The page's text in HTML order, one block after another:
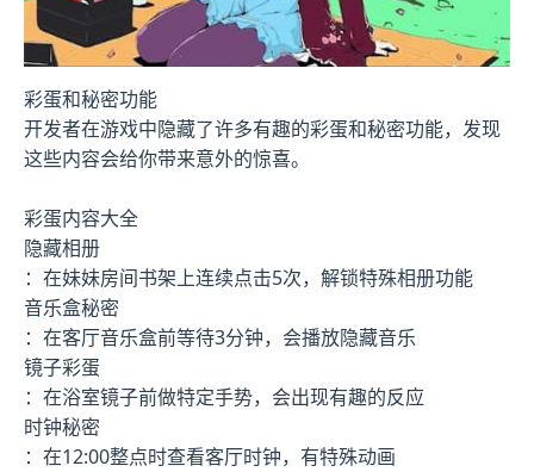
彩蛋和秘密功能
开发者在游戏中隐藏了许多有趣的彩蛋和秘密功能，发现
这些内容会给你带来意外的惊喜。
彩蛋内容大全
隐藏相册
：在妹妹房间书架上连续点击5次，解锁特殊相册功能
音乐盒秘密
：在客厅音乐盒前等待3分钟，会播放隐藏音乐
镜子彩蛋
：在浴室镜子前做特定手势，会出现有趣的反应
时钟秘密
：在12:00整点时查看客厅时钟，有特殊动画